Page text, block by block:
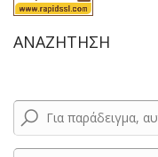
ΑΝΑΖΗΤΗΣΗ